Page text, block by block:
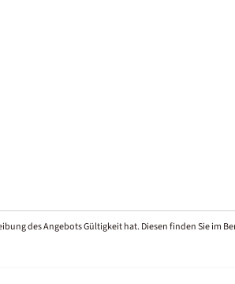
des Angebots Gültigkeit hat. Diesen finden Sie im